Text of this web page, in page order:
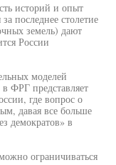
историй и опыт
последнее столетие
земель) дают
России
моделей
ФРГ представляет
где вопрос о
давая все больше
демократов» в
ограничиваться